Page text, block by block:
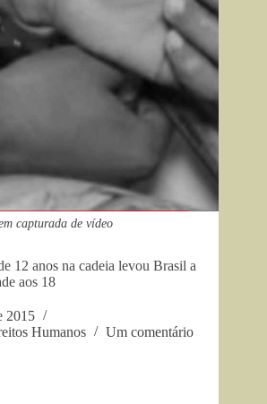
capturada de vídeo
12 anos na cadeia levou Brasil a
aos 18
2015
Humanos Um comentário